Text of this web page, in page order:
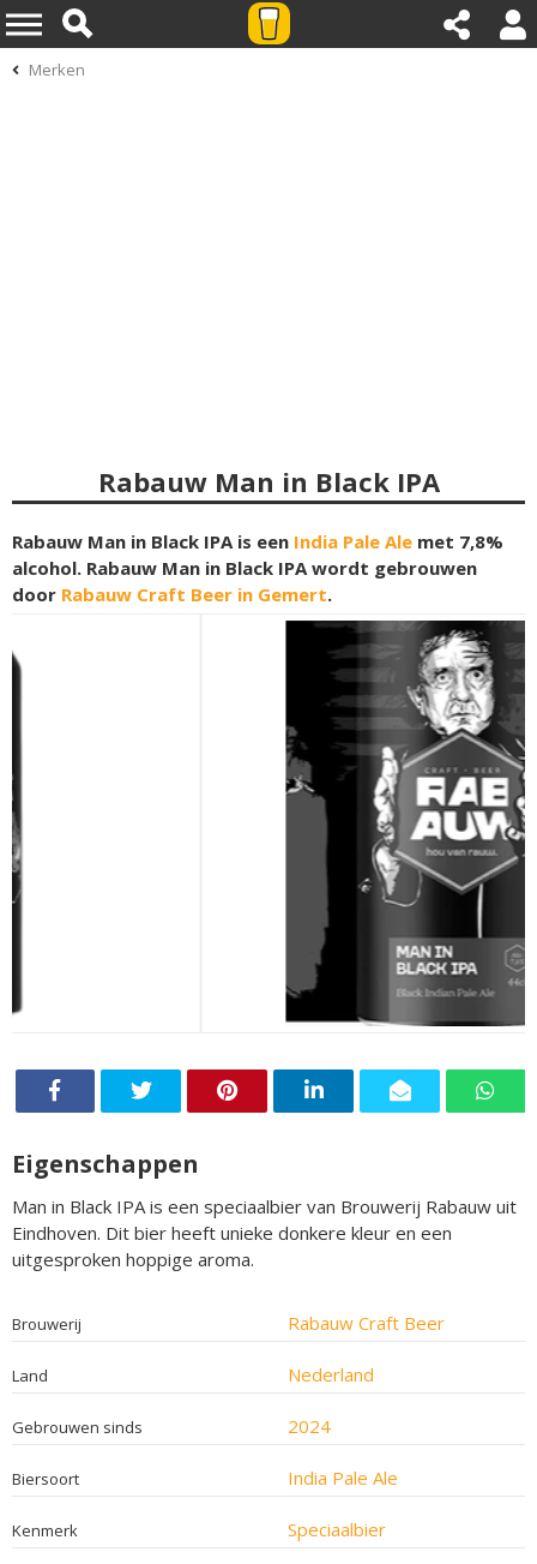
Merken
Rabauw Man in Black IPA
Rabauw Man in Black IPA is een India Pale Ale met 7,8%
alcohol. Rabauw Man in Black IPA wordt gebrouwen
door Rabauw Craft Beer in Gemert.
Eigenschappen
Man in Black IPA is een speciaalbier van Brouwerij Rabauw uit
Eindhoven. Dit bier heeft unieke donkere kleur en een
uitgesproken hoppige aroma.
Brouwerij Rabauw Craft Beer
Land Nederland
Gebrouwen sinds 2024
Biersoort India Pale Ale
Kenmerk Speciaalbier